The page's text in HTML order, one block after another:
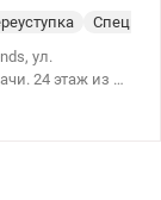
ул.
24 этаж из 26
с/у,